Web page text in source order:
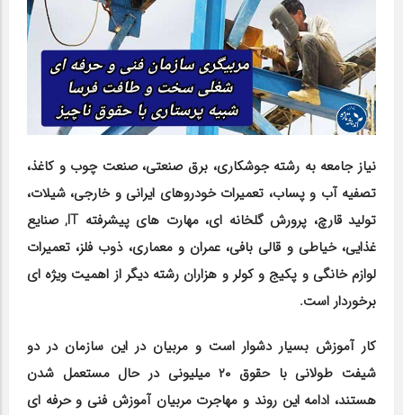
نیاز جامعه به رشته جوشکاری، برق صنعتی، صنعت چوب و کاغذ،
تصفیه آب و پساب، تعمیرات خودروهای ایرانی و خارجی، شیلات،
تولید قارچ، پرورش گلخانه ای، مهارت های پیشرفته IT, صنایع
غذایی، خیاطی و قالی بافی، عمران و معماری، ذوب فلز، تعمیرات
لوازم خانگی و پکیج و کولر و هزاران رشته دیگر از اهمیت ویژه ای
برخوردار است.
کار آموزش بسیار دشوار است و مربیان در این سازمان در دو
شیفت طولانی با حقوق ۲۰ میلیونی در حال مستعمل شدن
هستند، ادامه این روند و مهاجرت مربیان آموزش فنی و حرفه ای